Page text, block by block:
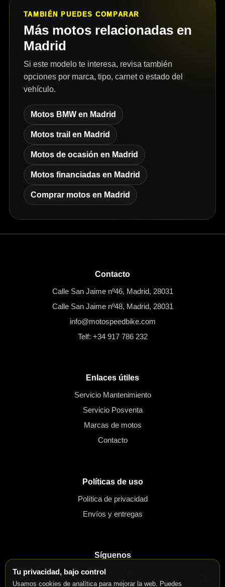
Tu privacidad, bajo control
Usamos cookies de analítica para mejorar la web. Puedes
TAMBIÉN PUEDES COMPARAR
Más motos relacionadas en
Madrid
Si este modelo te interesa, revisa también
opciones por marca, tipo, carnet o estado del
vehículo.
Motos BMW en Madrid
Motos trail en Madrid
Motos de ocasión en Madrid
Motos financiadas en Madrid
Comprar motos en Madrid
Contacto
Calle San Jaime nº46, Madrid, 28031
Calle San Jaime nº48, Madrid, 28031
info@motospeedbike.com
Telf: +34 917 786 232
Enlaces útiles
Servicio Mantenimiento
Servicio Posventa
Marcas de motos
Contacto
Políticas de uso
Política de privacidad
Envíos y entregas
Síguenos
WhatsApp